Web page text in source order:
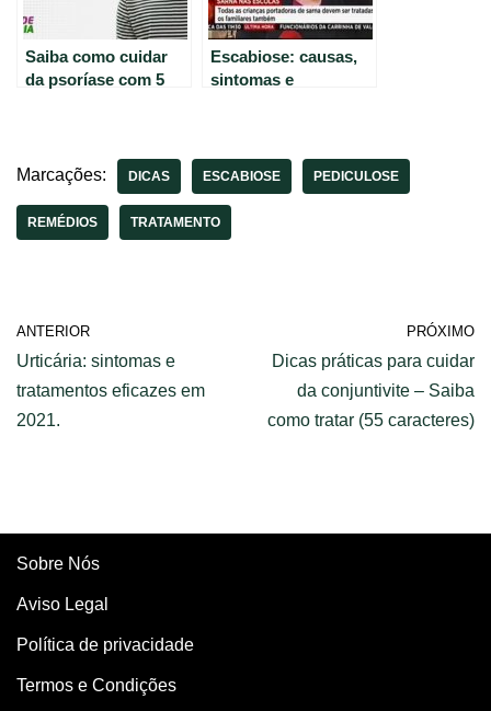
Saiba como cuidar
da psoríase com 5
Escabiose: causas,
sintomas e
Marcações: DICAS ESCABIOSE PEDICULOSE
REMÉDIOS TRATAMENTO
ANTERIOR
Urticária: sintomas e
tratamentos eficazes em
2021.
PRÓXIMO
Dicas práticas para cuidar
da conjuntivite – Saiba
como tratar (55 caracteres)
Sobre Nós
Aviso Legal
Política de privacidade
Termos e Condições